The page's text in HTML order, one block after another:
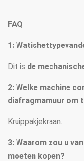
FAQ
1:
Dit is de
2: Welke machine
diafragmamuur om
Kruippakjekraan.
3: Waarom zou u
moeten kopen?